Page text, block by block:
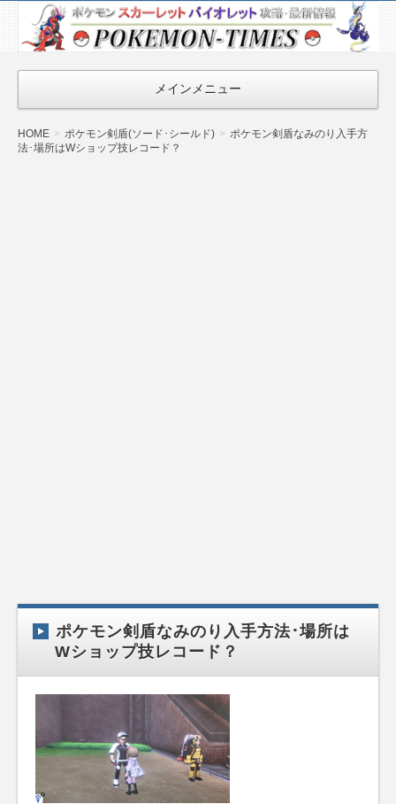
ポケモン最新
情報まとめ
『POKEMON-
TIMES』
メインメニュー
HOME ポケモン剣盾(ソード･シールド)
ポケモン剣盾なみのり入手方
法･場所はWショップ技レコード？
ポケモン剣盾なみのり入手方法･場所は
Wショップ技レコード？